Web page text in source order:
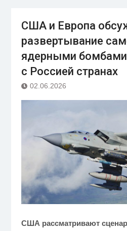
США и Европа
развертывание
ядерными бомбами
с Россией странах
02.06.2026
США рассматривают